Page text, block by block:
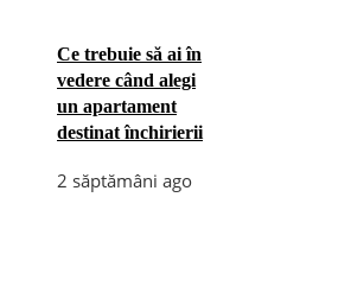
Ce trebuie să ai în
vedere când alegi
un apartament
destinat închirierii
2 săptămâni ago